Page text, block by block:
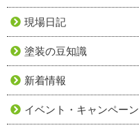
現場日記
塗装の豆知識
新着情報
イベント・キャンペーン